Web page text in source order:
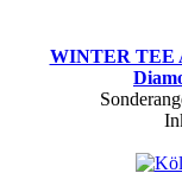
WINTER TEE